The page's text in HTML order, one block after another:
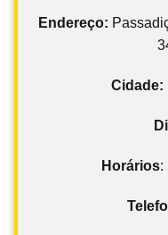
Endereço:
Cidade:
Horários: